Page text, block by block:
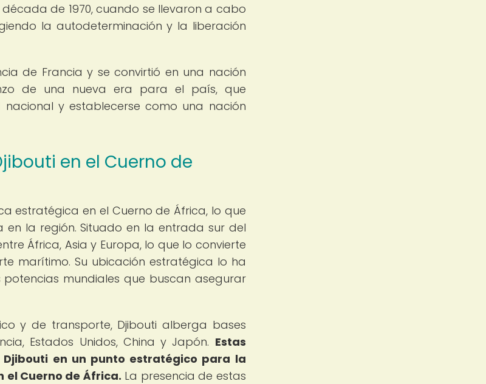
de 1970, cuando se llevaron a cabo
la autodeterminación y la liberación
de Francia y se convirtió en una nación
de una nueva era para el país, que
y establecerse como una nación
en el Cuerno de
estratégica en el Cuerno de África, lo que
la región. Situado en la entrada sur del
África, Asia y Europa, lo que lo convierte
marítimo. Su ubicación estratégica lo ha
mundiales que buscan asegurar
y de transporte, Djibouti alberga bases
Estados Unidos, China y Japón. Estas
en un punto estratégico para la
Cuerno de África. La presencia de estas